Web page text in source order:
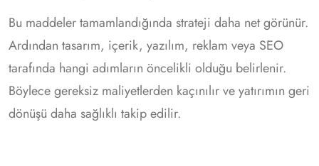
Bu maddeler tamamlandığında strateji daha net görünür.
Ardından tasarım, içerik, yazılım, reklam veya SEO
tarafında hangi adımların öncelikli olduğu belirlenir.
Böylece gereksiz maliyetlerden kaçınılır ve yatırımın geri
dönüşü daha sağlıklı takip edilir.